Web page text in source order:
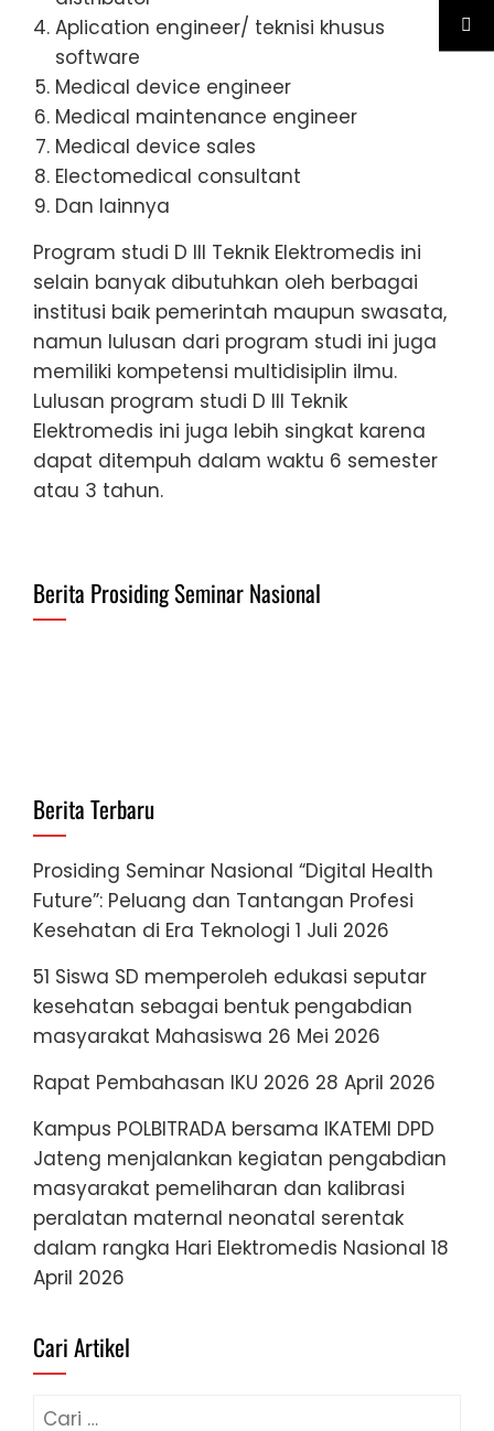
Aplication engineer/ teknisi khusus
software
Medical device engineer
Medical maintenance engineer
Medical device sales
Electomedical consultant
Dan lainnya
Program studi D III Teknik Elektromedis ini
selain banyak dibutuhkan oleh berbagai
institusi baik pemerintah maupun swasata,
namun lulusan dari program studi ini juga
memiliki kompetensi multidisiplin ilmu.
Lulusan program studi D III Teknik
Elektromedis ini juga lebih singkat karena
dapat ditempuh dalam waktu 6 semester
atau 3 tahun.
Berita Prosiding Seminar Nasional
Berita Terbaru
Prosiding Seminar Nasional “Digital Health
Future”: Peluang dan Tantangan Profesi
Kesehatan di Era Teknologi 1 Juli 2026
51 Siswa SD memperoleh edukasi seputar
kesehatan sebagai bentuk pengabdian
masyarakat Mahasiswa 26 Mei 2026
Rapat Pembahasan IKU 2026 28 April 2026
Kampus POLBITRADA bersama IKATEMI DPD
Jateng menjalankan kegiatan pengabdian
masyarakat pemeliharan dan kalibrasi
peralatan maternal neonatal serentak
dalam rangka Hari Elektromedis Nasional 18
April 2026
Cari Artikel
Cari